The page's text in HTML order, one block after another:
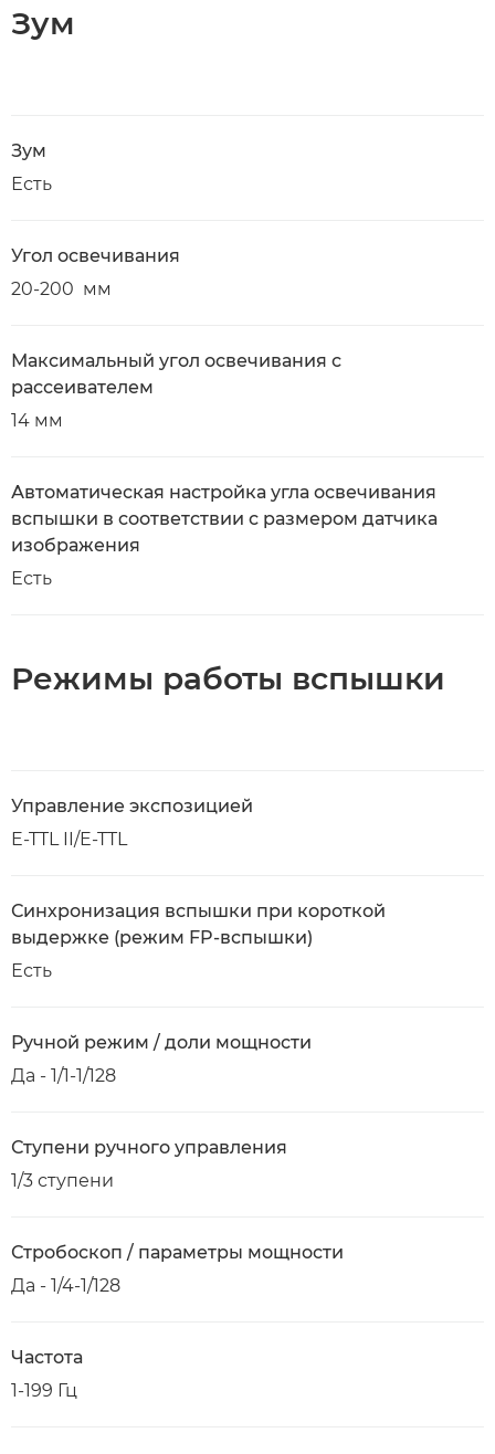
Зум
Зум
Есть
Угол освечивания
20-200 мм
Максимальный угол освечивания с
рассеивателем
14 мм
Автоматическая настройка угла освечивания
вспышки в соответствии с размером датчика
изображения
Есть
Режимы работы вспышки
Управление экспозицией
E-TTL II/E-TTL
Синхронизация вспышки при короткой
выдержке (режим FP-вспышки)
Есть
Ручной режим / доли мощности
Да - 1/1-1/128
Ступени ручного управления
1/3 ступени
Стробоскоп / параметры мощности
Да - 1/4-1/128
Частота
1-199 Гц